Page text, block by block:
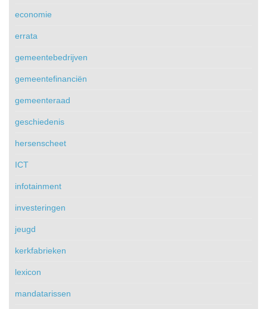
economie
errata
gemeentebedrijven
gemeentefinanciën
gemeenteraad
geschiedenis
hersenscheet
ICT
infotainment
investeringen
jeugd
kerkfabrieken
lexicon
mandatarissen